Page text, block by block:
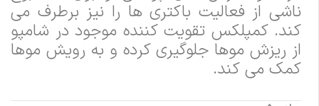
ناشی از فعالیت باکتری ها را نیز برطرف می
کند. کمپلکس تقویت کننده موجود در شامپو
از ریزش موها جلوگیری کرده و به رویش موها
کمک می کند.